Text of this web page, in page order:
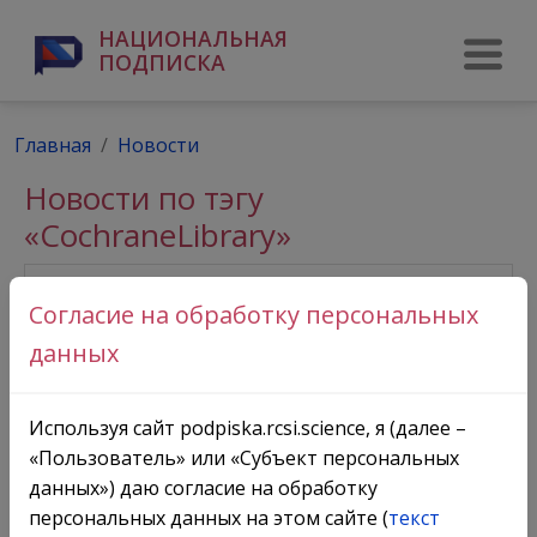
НАЦИОНАЛЬНАЯ
ПОДПИСКА
Главная Новости
Новости по тэгу
«CochraneLibrary»
Согласие на обработку персональных
данных
Используя сайт podpiska.rcsi.science, я (далее –
«Пользователь» или «Субъект персональных
данных») даю согласие на обработку
персональных данных на этом сайте (текст